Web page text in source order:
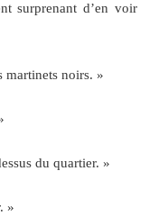
surprenant d’en voir
martinets noirs. »
du quartier. »
»